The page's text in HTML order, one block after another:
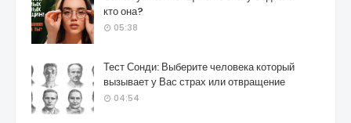
кто она?
05:38
Тест Сонди: Выберите человека который
вызывает у Вас страх или отвращение
04:54